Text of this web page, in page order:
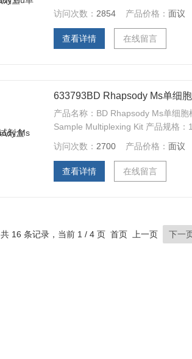
访问次数： 2854 产品价格：面议
查看详情 在线留言
633793BD Rhapsody Ms单细
产品名称：BD Rhapsody Ms单细
Sample Multiplexing Kit 产品规格：
访问次数： 2700 产品价格：面议
查看详情 在线留言
共 16 条记录，当前 1 / 4 页 首页 上一页 下一